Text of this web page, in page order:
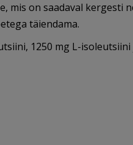
mis on saadaval kergesti
täiendama.
1250 mg L-isoleutsiini